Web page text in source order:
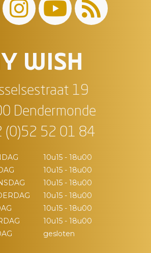
WISH
19
Dendermonde
(0)52 52 01 84
10u15 - 18u00
10u15 - 18u00
10u15 - 18u00
10u15 - 18u00
10u15 - 18u00
10u15 - 18u00
gesloten